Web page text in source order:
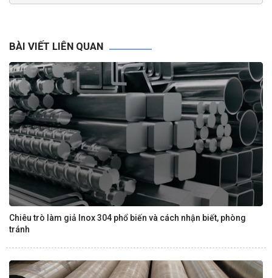
BÀI VIẾT LIÊN QUAN
Chiêu trò làm giả Inox 304 phổ biến và cách nhận biết, phòng
tránh